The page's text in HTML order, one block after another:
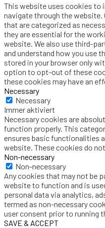
This website uses cookies to
navigate through the
that are categorized as
they are essential for the
website. We also use third-
and understand how you use
stored in your browser only
option to opt-out of these
these cookies may have an
Necessary
Necessary
Immer aktiviert
Necessary cookies are
function properly. This
ensures basic functionalities
website. These cookies do
Non-necessary
Non-necessary
Any cookies that may not be
website to function and is
personal data via analytics,
termed as non-necessary
user consent prior to running
SAVE & ACCEPT